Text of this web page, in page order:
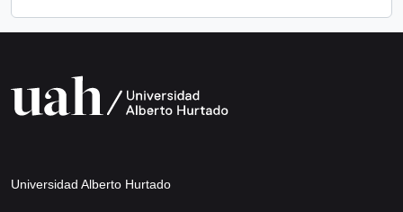
Universidad Alberto Hurtado